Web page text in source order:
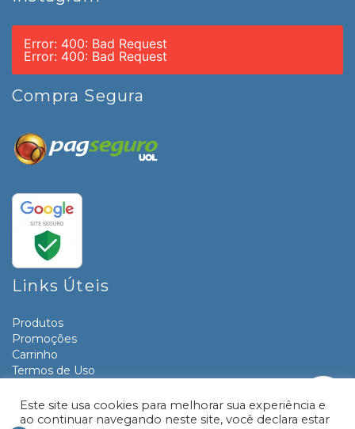
Error: 400: Bad Request
Error: 400: Bad Request
Compra Segura
Links Úteis
Produtos
Promoções
Carrinho
Termos de Uso
Contato
Este site usa cookies para melhorar sua experiência e
ao continuar navegando neste site, você declara estar